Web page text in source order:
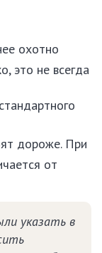
охотно
это не всегда
дороже. При
от
указать в